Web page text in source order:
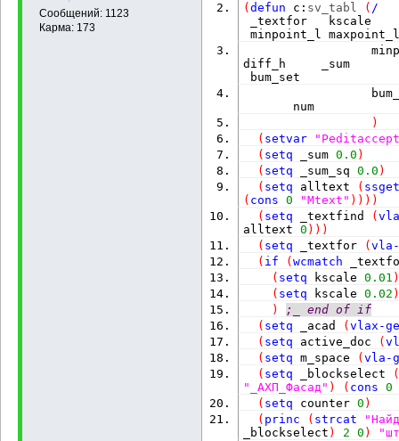
Сообщений: 1123
Карма: 173
(defun c: sv_tabl ( /
_textfor   kscale
minpoint_l
minpoint_h
diff_h     _sum
bum_set
num
)
( setvar
( setq _sum 0.0 )
( setq _sum_sq 0.0 )
( setq alltext (
( cons 0 "Mtext" ) ) ) )
( setq _textfind (
alltext 0 ) ) )
( setq _textfor (
( if (wcmatch
( setq kscale 0.01
( setq kscale 0.02
)
;_ end of if
( setq _acad (vlax-
( setq active_doc (
( setq m_space (vla-
( setq _blockselect
"_АХП_Фасад" ) ( cons
0
( setq counter 0 )
( princ ( strcat
_blockselect ) 2 0 )